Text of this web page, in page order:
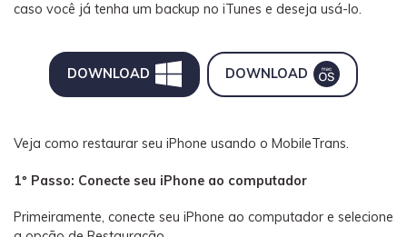
caso você já tenha um backup no iTunes e deseja usá-lo.
DOWNLOAD DOWNLOAD
Veja como restaurar seu iPhone usando o MobileTrans.
1º Passo: Conecte seu iPhone ao computador
Primeiramente, conecte seu iPhone ao computador e selecione